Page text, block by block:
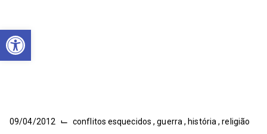
Abrir a barra de ferramentas
09/04/2012 ⌙ conflitos esquecidos,guerra, história,religião